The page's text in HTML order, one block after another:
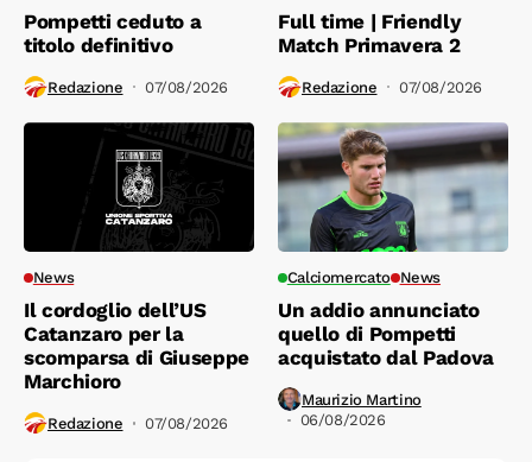
Pompetti ceduto a
titolo definitivo
Redazione 07/08/2026
Full time | Friendly
Match Primavera 2
Redazione 07/08/2026
News
Il cordoglio dell’US
Catanzaro per la
scomparsa di Giuseppe
Marchioro
Redazione 07/08/2026
Calciomercato News
Un addio annunciato
quello di Pompetti
acquistato dal Padova
Maurizio Martino
06/08/2026